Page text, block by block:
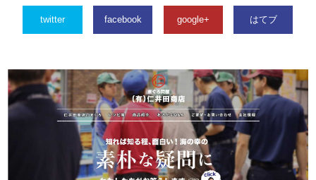
twitter facebook google+ はてブ